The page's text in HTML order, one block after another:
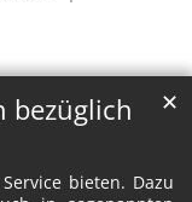
bezüglich
bieten. Dazu
✕